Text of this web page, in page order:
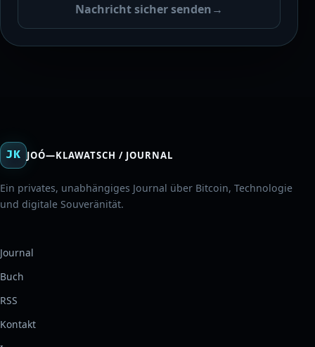
Nachricht sicher senden→
JK JOÓ—KLAWATSCH / JOURNAL
Ein privates, unabhängiges Journal über Bitcoin, Technologie
und digitale Souveränität.
Journal
Buch
RSS
Kontakt